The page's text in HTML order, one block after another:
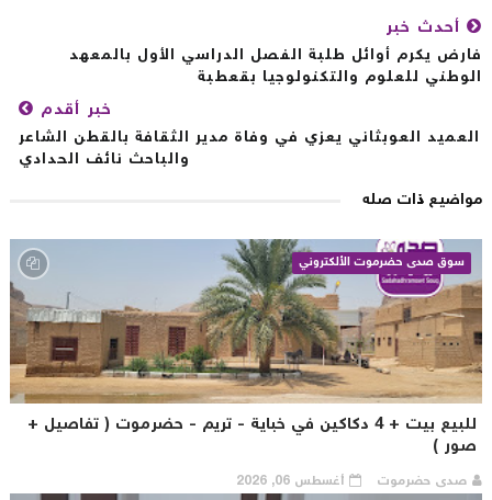
أحدث خبر
يكرم أوائل طلبة الفصل الدراسي الأول بالمعهد
للعلوم والتكنولوجيا بقعطبة
خبر أقدم
العوبثاني يعزي في وفاة مدير الثقافة بالقطن الشاعر
والباحث نائف الحدادي
ذات صله
سوق صدى حضرموت الألكتروني
للبيع بيت + 4 دكاكين في خباية - تريم - حضرموت ( تفاصيل +
)
صدى حضرموت
أغسطس 06, 2026